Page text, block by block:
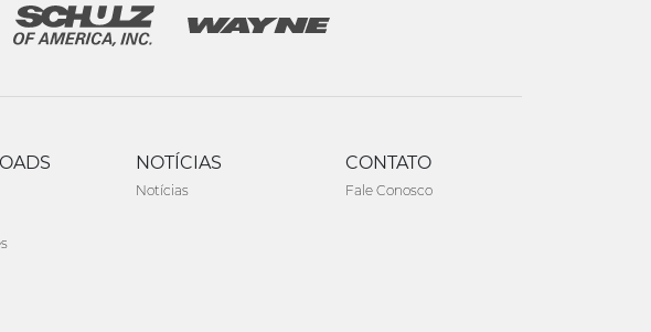
NOTÍCIAS
Notícias
CONTATO
Fale Conosco